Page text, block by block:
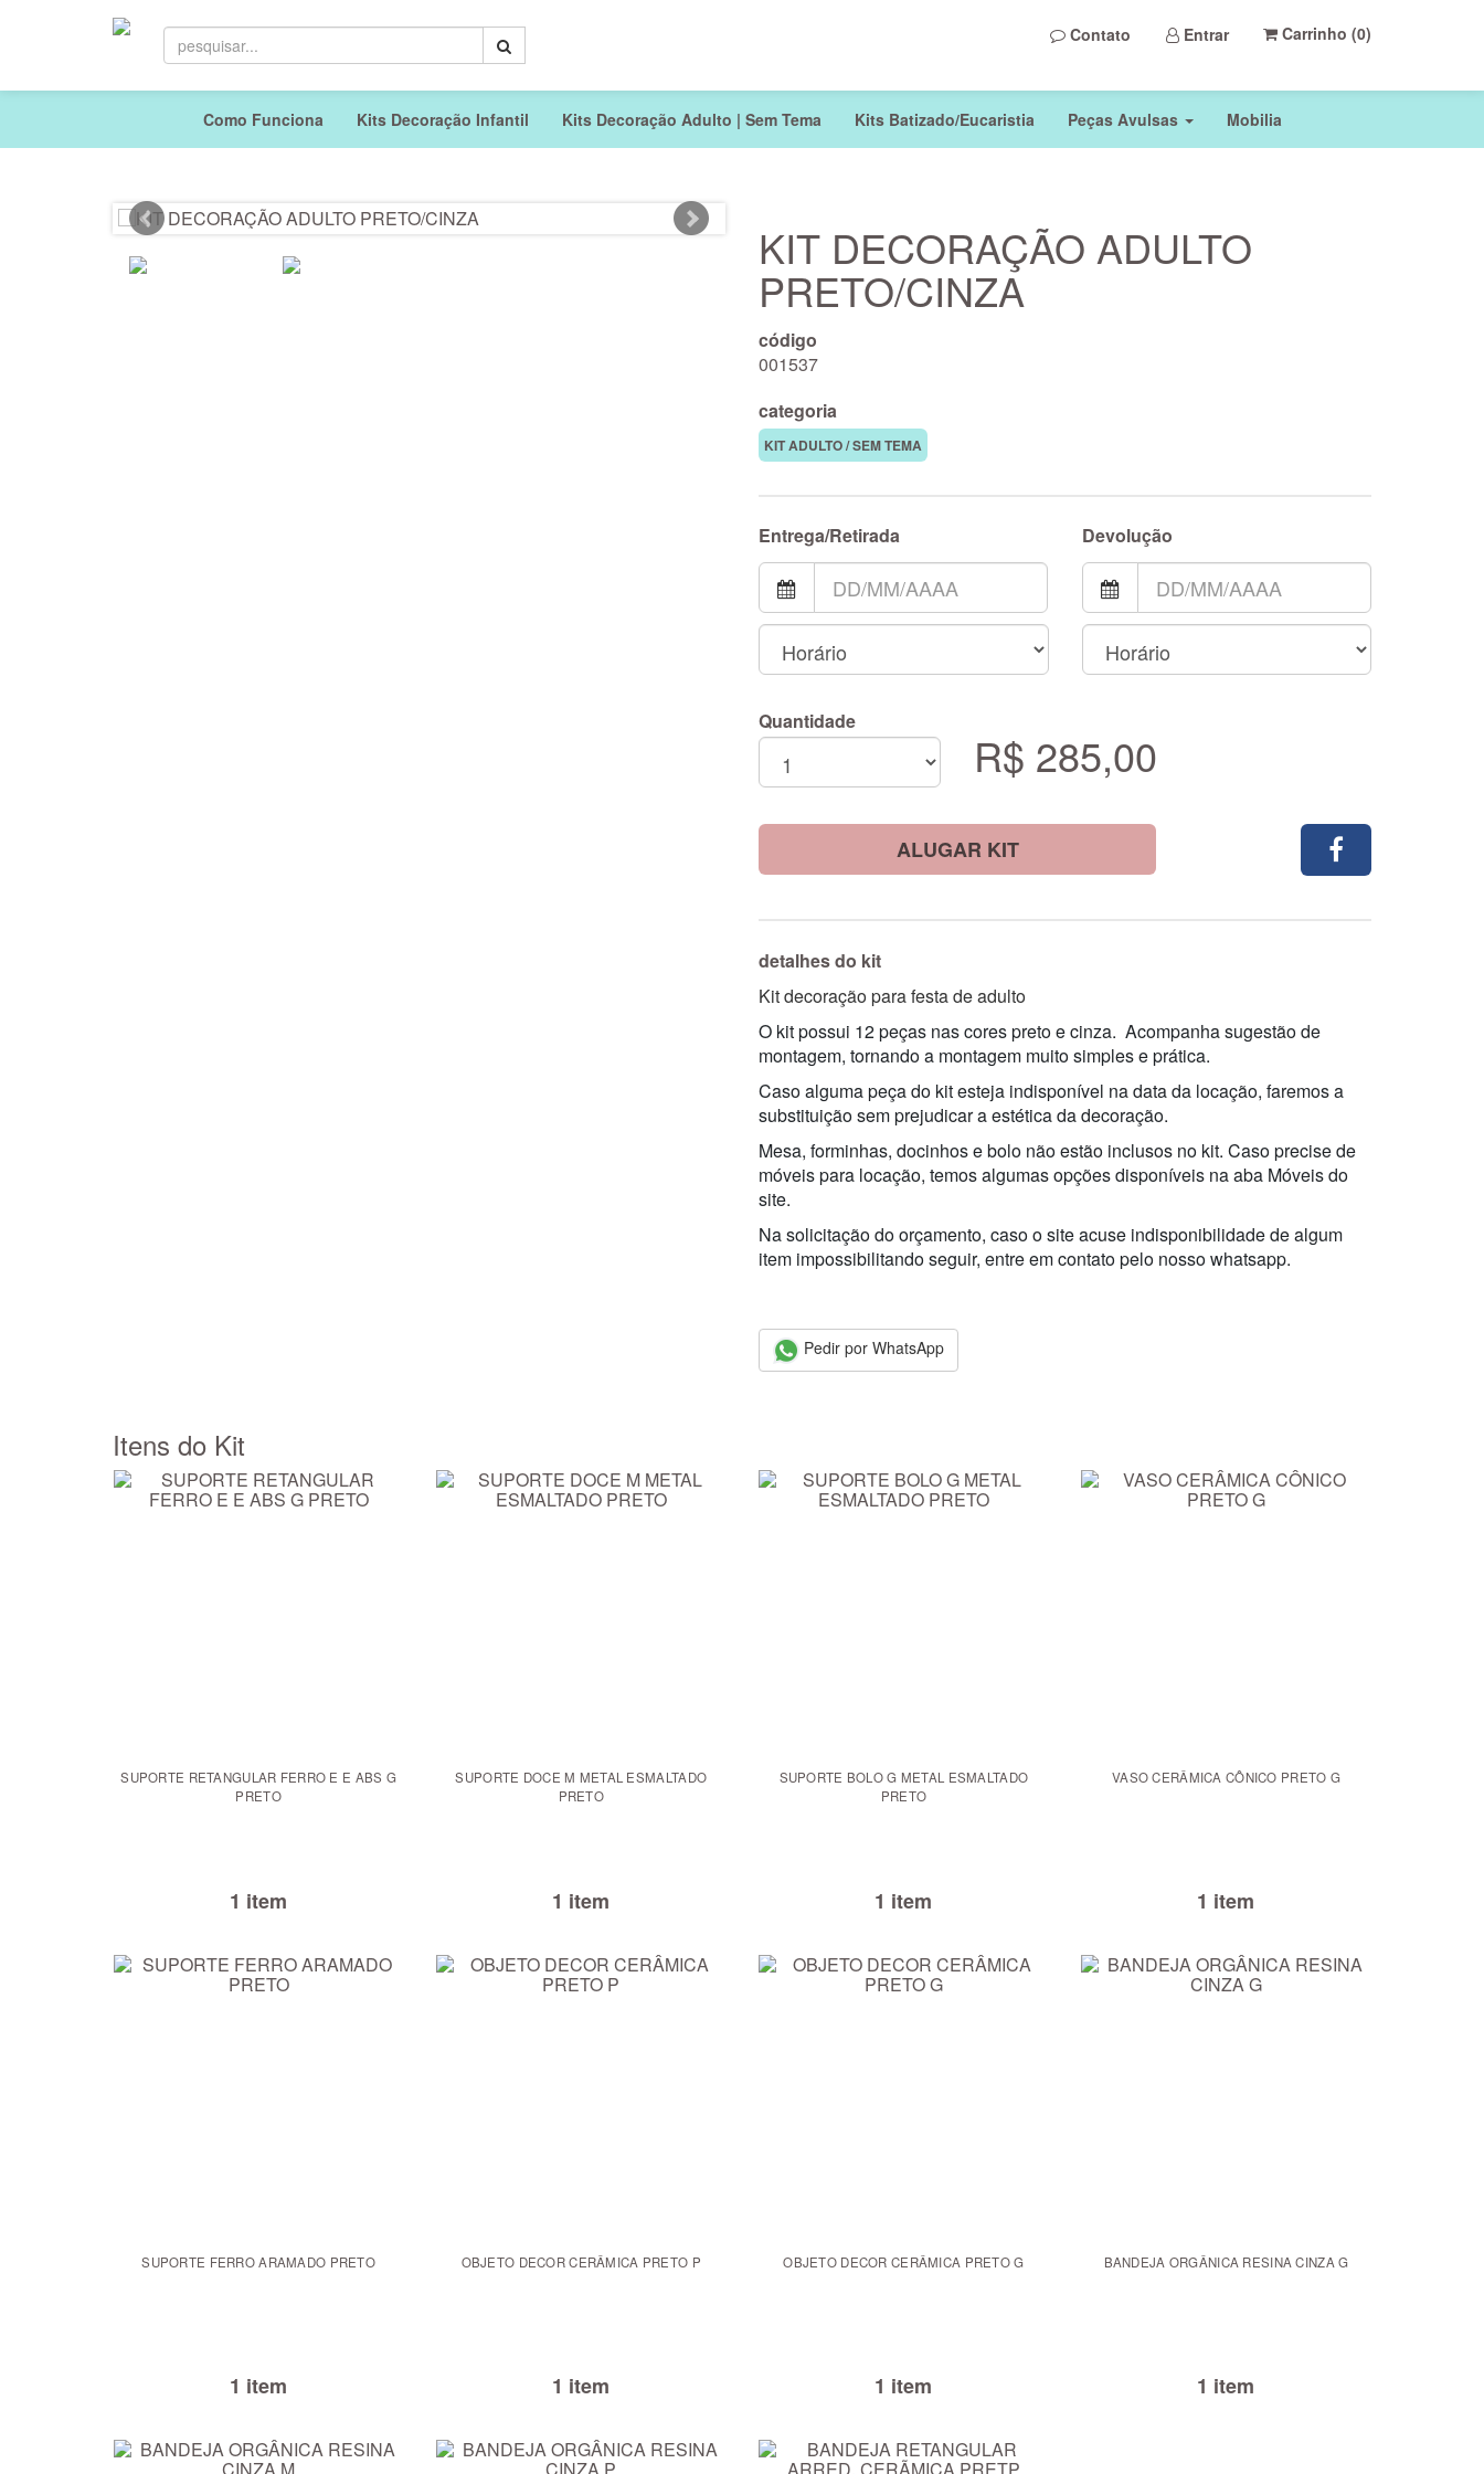
Contato Entrar Carrinho (0)
Como Funciona Kits Decoração Infantil Kits Decoração Adulto | Sem Tema Kits Batizado/Eucaristia Peças Avulsas Mobilia
KIT DECORAÇÃO ADULTO
PRETO/CINZA
código
001537
categoria
KIT ADULTO / SEM TEMA
Entrega/Retirada Devolução
Quantidade
R$ 285,00
ALUGAR KIT
detalhes do kit
Kit decoração para festa de adulto
O kit possui 12 peças nas cores preto e cinza. Acompanha sugestão de
montagem, tornando a montagem muito simples e prática.
Caso alguma peça do kit esteja indisponível na data da locação, faremos a
substituição sem prejudicar a estética da decoração.
Mesa, forminhas, docinhos e bolo não estão inclusos no kit. Caso precise de
móveis para locação, temos algumas opções disponíveis na aba Móveis do
site.
Na solicitação do orçamento, caso o site acuse indisponibilidade de algum
item impossibilitando seguir, entre em contato pelo nosso whatsapp.
Pedir por WhatsApp
Itens do Kit
SUPORTE RETANGULAR FERRO E E ABS G
PRETO
1 item
SUPORTE DOCE M METAL ESMALTADO
PRETO
1 item
SUPORTE BOLO G METAL ESMALTADO
PRETO
1 item
VASO CERÂMICA CÔNICO PRETO G
1 item
SUPORTE FERRO ARAMADO PRETO
1 item
OBJETO DECOR CERÂMICA PRETO P
1 item
OBJETO DECOR CERÂMICA PRETO G
1 item
BANDEJA ORGÂNICA RESINA CINZA G
1 item